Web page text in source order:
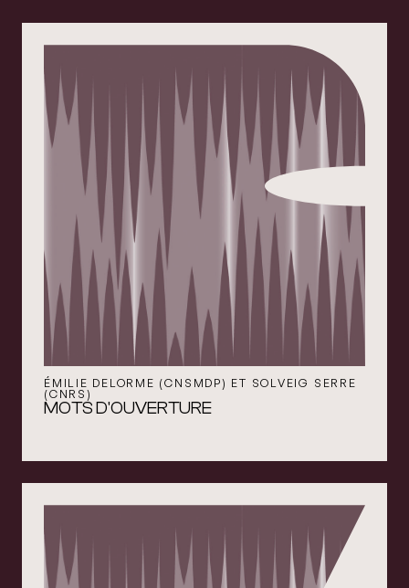
ÉMILIE DELORME (CNSMDP) ET SOLVEIG SERRE
(CNRS)
MOTS D'OUVERTURE